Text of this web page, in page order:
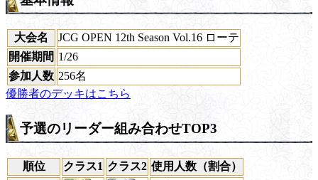
大会名
JCG OPEN 12th Season Vol.16 ローテ
開催期間 1/26
参加人数 256名
優勝者のデッキはこちら
予選のリーダー組み合わせTOP3
順位 クラス1 クラス2 使用人数（割合）